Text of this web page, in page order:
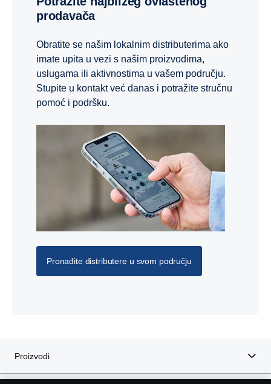
prodavača
Obratite se našim lokalnim distributerima ako
imate upita u vezi s našim proizvodima,
uslugama ili aktivnostima u vašem području.
Stupite u kontakt već danas i potražite stručnu
pomoć i podršku.
Pronađite distributere u svom području
Proizvodi